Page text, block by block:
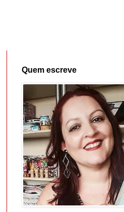
Quem escreve